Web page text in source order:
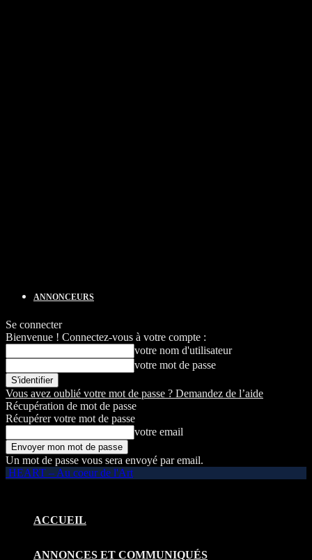
ANNONCEURS
Se connecter
Bienvenue ! Connectez-vous à votre compte :
votre nom d'utilisateur
votre mot de passe
Vous avez oublié votre mot de passe ? Demandez de l’aide
Récupération de mot de passe
Récupérer votre mot de passe
votre email
Un mot de passe vous sera envoyé par email.
HEART – Au coeur de l'Art
ACCUEIL
ANNONCES ET COMMUNIQUÉS